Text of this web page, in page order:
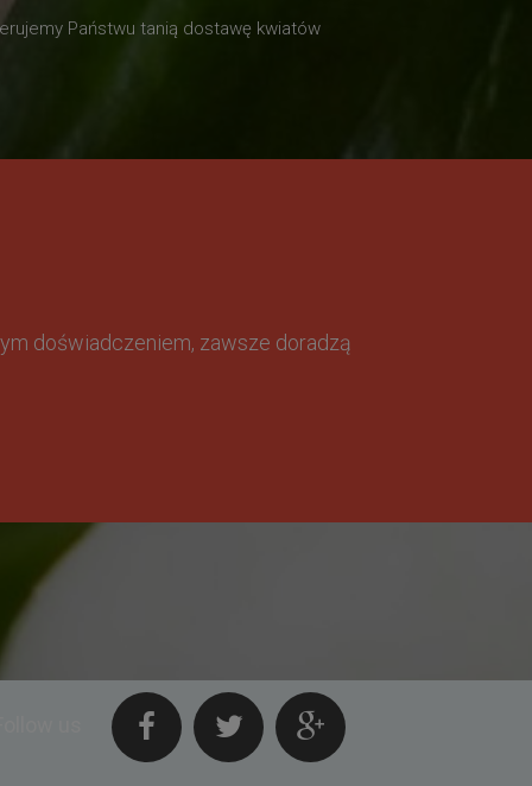
Państwu tanią dostawę kwiatów
doświadczeniem, zawsze doradzą